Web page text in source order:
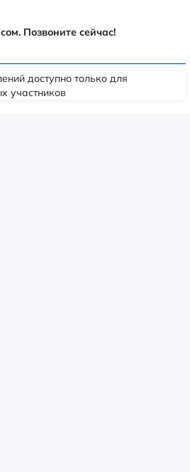
Позвоните сейчас!
доступно только для
участников